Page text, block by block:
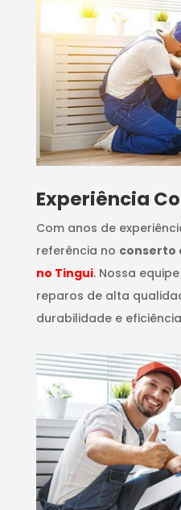
​Experiência
Com anos de
referência no conserto
no Tingui. Nossa
reparos de alta
durabilidade e